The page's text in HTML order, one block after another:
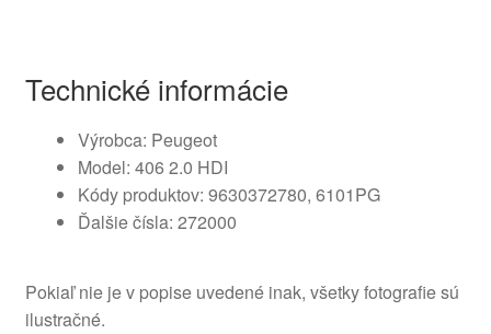
Technické informácie
Výrobca: Peugeot
Model: 406 2.0 HDI
Kódy produktov: 9630372780, 6101PG
Ďalšie čísla: 272000
Pokiaľ nie je v popise uvedené inak, všetky fotografie sú
ilustračné.